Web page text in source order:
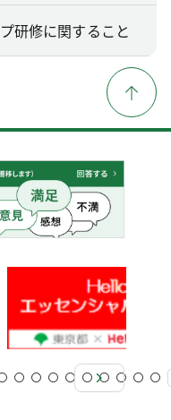
研修に関すること